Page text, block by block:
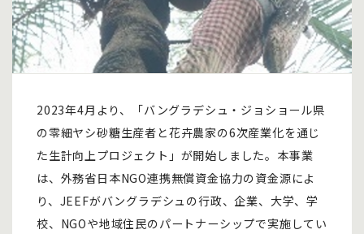
2023年4月より、「バングラデシュ・ジョショール県
の零細ヤシ砂糖生産者と花卉農家の6次産業化を通じ
た生計向上プロジェクト」が開始しました。本事業
は、外務省日本NGO連携無償資金協力の資金源によ
り、JEEFがバングラデシュの行政、企業、大学、学
校、NGOや地域住民のパートナーシップで実施してい